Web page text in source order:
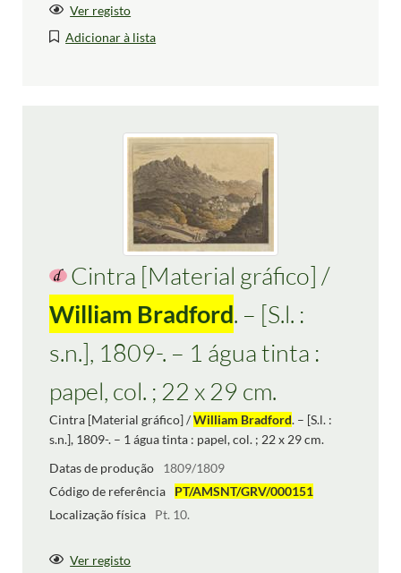
Ver registo
Adicionar à lista
Cintra [Material gráfico] /
William Bradford. – [S.l. :
s.n.], 1809-. – 1 água tinta :
papel, col. ; 22 x 29 cm.
Cintra [Material gráfico] /William Bradford. – [S.l. :
s.n.], 1809-. – 1 água tinta : papel, col. ; 22 x 29 cm.
Datas de produção
1809/1809
Código de referência
PT/AMSNT/GRV/000151
Localização física
Pt. 10.
Ver registo